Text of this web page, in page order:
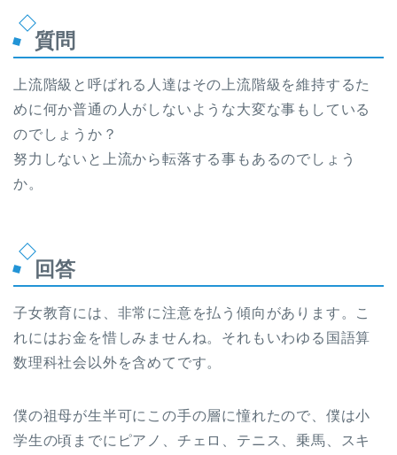
質問
上流階級と呼ばれる人達はその上流階級を維持するた
めに何か普通の人がしないような大変な事もしている
のでしょうか？
努力しないと上流から転落する事もあるのでしょう
か。
回答
子女教育には、非常に注意を払う傾向があります。こ
れにはお金を惜しみませんね。それもいわゆる国語算
数理科社会以外を含めてです。
僕の祖母が生半可にこの手の層に憧れたので、僕は小
学生の頃までにピアノ、チェロ、テニス、乗馬、スキ